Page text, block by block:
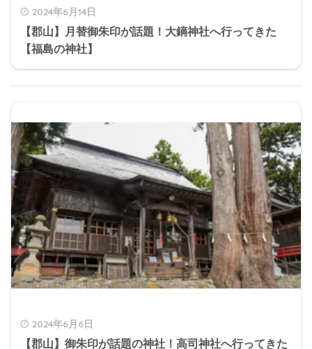
2024年6月14日
【郡山】月替御朱印が話題！大鏑神社へ行ってきた
【福島の神社】
2024年6月6日
【郡山】御朱印が話題の神社！高司神社へ行ってきた